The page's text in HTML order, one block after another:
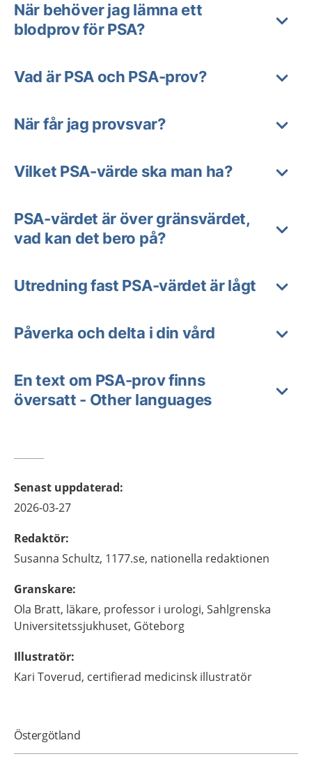
När behöver jag lämna ett
blodprov för PSA?
Vad är PSA och PSA-prov?
När får jag provsvar?
Vilket PSA-värde ska man ha?
PSA-värdet är över gränsvärdet,
vad kan det bero på?
Utredning fast PSA-värdet är lågt
Påverka och delta i din vård
En text om PSA-prov finns
översatt - Other languages
Senast uppdaterad:
2026-03-27
Redaktör:
Susanna Schultz, 1177.se, nationella redaktionen
Granskare:
Ola Bratt, läkare, professor i urologi, Sahlgrenska
Universitetssjukhuset, Göteborg
Illustratör:
Kari Toverud, certifierad medicinsk illustratör
Östergötland